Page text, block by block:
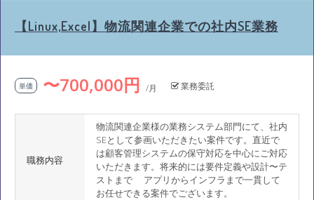
【Linux,Excel】物流関連企業での社内SE業務
単価 〜700,000円 /月 業務委託
職務内容
物流関連企業様の業務システム部門にて、社内
SEとして参画いただきたい案件です。直近で
は顧客管理システムの保守対応を中心にご対応
いただきます。将来的には要件定義や設計〜テ
ストまで アプリからインフラまで一貫して
お任せできる案件でございます。